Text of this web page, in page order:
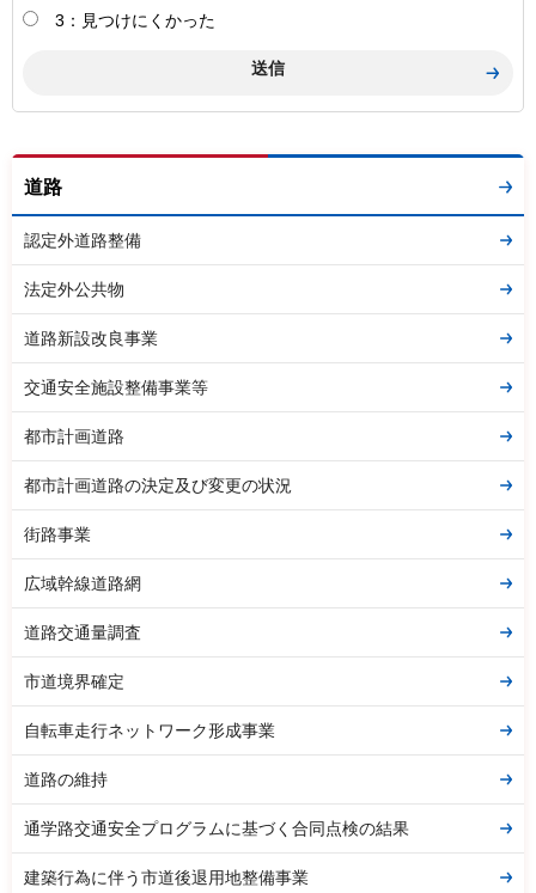
3：見つけにくかった
道路
認定外道路整備
法定外公共物
道路新設改良事業
交通安全施設整備事業等
都市計画道路
都市計画道路の決定及び変更の状況
街路事業
広域幹線道路網
道路交通量調査
市道境界確定
自転車走行ネットワーク形成事業
道路の維持
通学路交通安全プログラムに基づく合同点検の結果
建築行為に伴う市道後退用地整備事業